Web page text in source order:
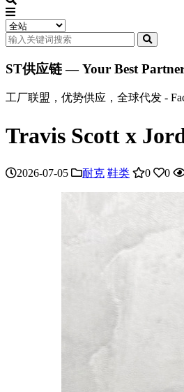
ST供应链 — Your Best
工厂联盟，优势供应，全球代发 -
Travis Scott x
2026-07-05 耐克 鞋类 0 0